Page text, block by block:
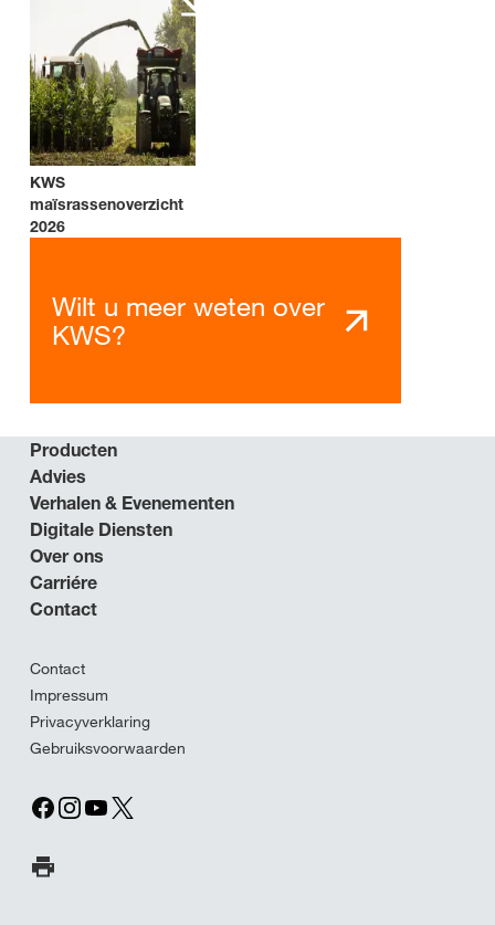
KWS
maïsrassenoverzicht
2026
Wilt u meer weten over
KWS?
Producten
Advies
Verhalen & Evenementen
Digitale Diensten
Over ons
Carriére
Contact
Contact
Impressum
Privacyverklaring
Gebruiksvoorwaarden
Print pagina